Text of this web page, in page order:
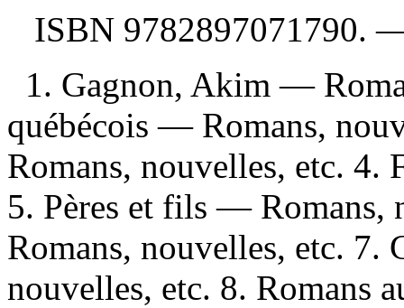
ISBN 9782897071790.
1. Gagnon, Akim —
québécois — Romans,
Romans, nouvelles, etc. 4.
5. Pères et fils — Romans,
Romans, nouvelles, etc.
nouvelles, etc. 8. Romans